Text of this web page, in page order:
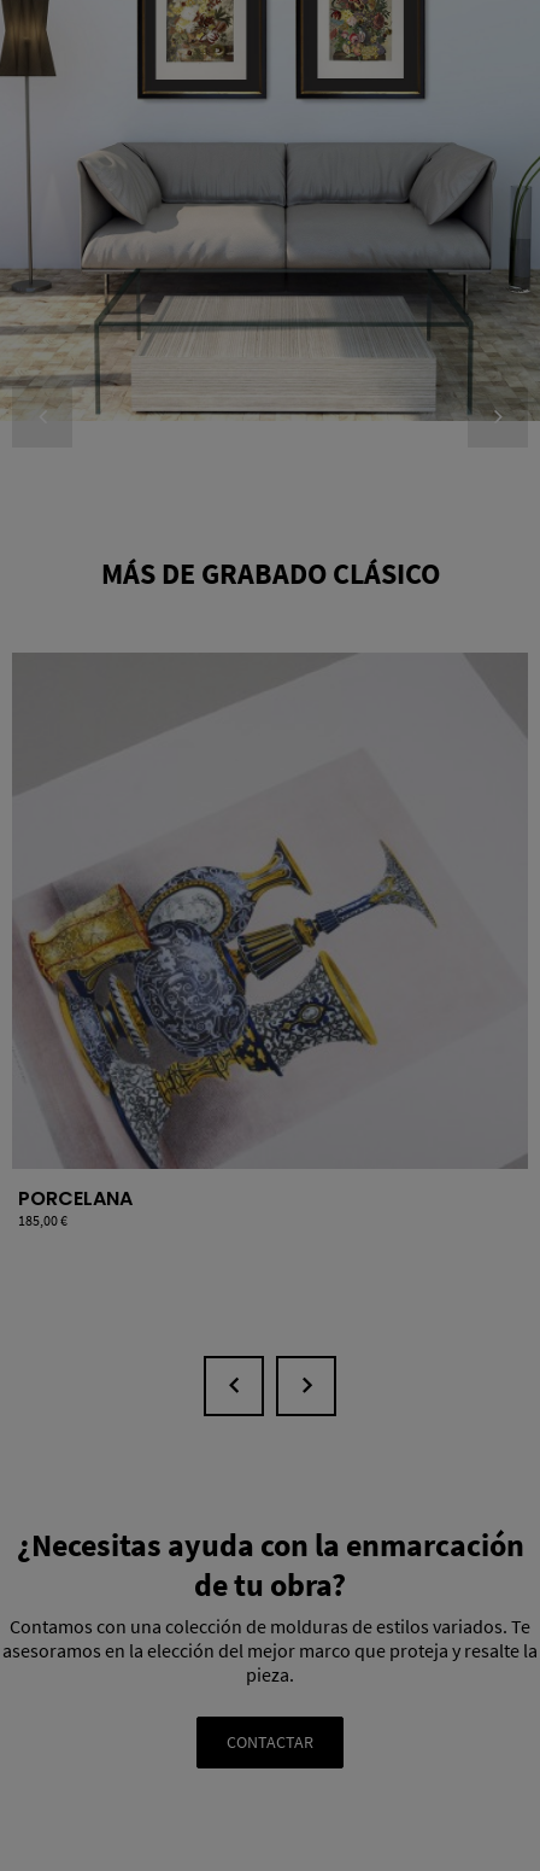
MÁS DE GRABADO CLÁSICO
PORCELANA
Precio
185,00 €
¿Necesitas ayuda con la enmarcación
de tu obra?
Contamos con una colección de molduras de estilos variados. Te
asesoramos en la elección del mejor marco que proteja y resalte la
pieza.
CONTACTAR